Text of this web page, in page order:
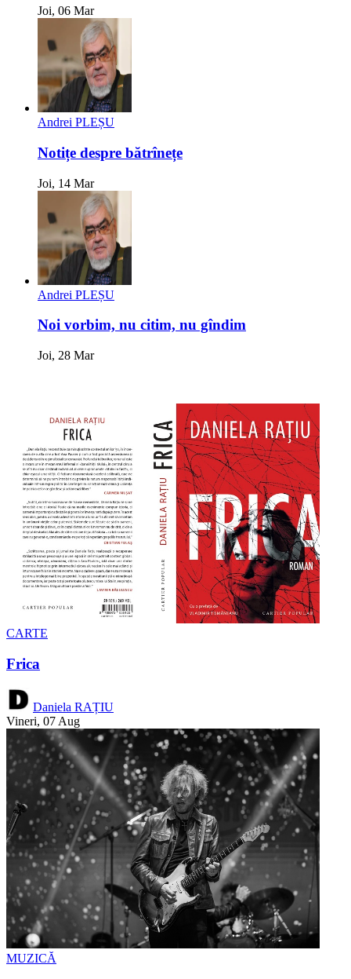
Joi, 06 Mar
Andrei PLEȘU
Notițe despre bătrînețe
Joi, 14 Mar
Andrei PLEȘU
Noi vorbim, nu citim, nu gîndim
Joi, 28 Mar
CARTE
Frica
Daniela RAȚIU
Vineri, 07 Aug
MUZICĂ